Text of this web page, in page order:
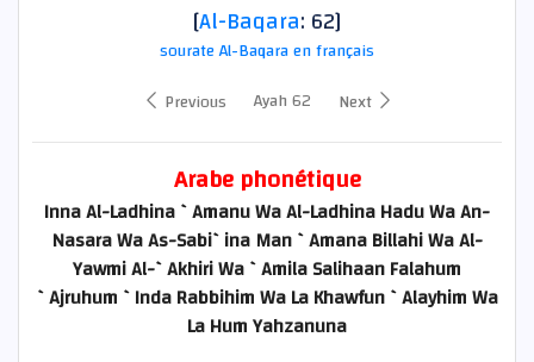
[Al-Baqara: 62]
sourate Al-Baqara en français
Previous
Ayah 62 Next
Arabe phonétique
Inna Al-Ladhina `Amanu Wa Al-Ladhina Hadu Wa An-
Nasara Wa As-Sabi`ina Man `Amana Billahi Wa Al-
Yawmi Al-`Akhiri Wa `Amila Salihaan Falahum
`Ajruhum `Inda Rabbihim Wa La Khawfun `Alayhim Wa
La Hum Yahzanuna